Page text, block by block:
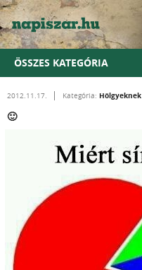
ÖSSZES KATEGÓRIA
2012.11.17. Kategória: Hölgyeknek
🙂